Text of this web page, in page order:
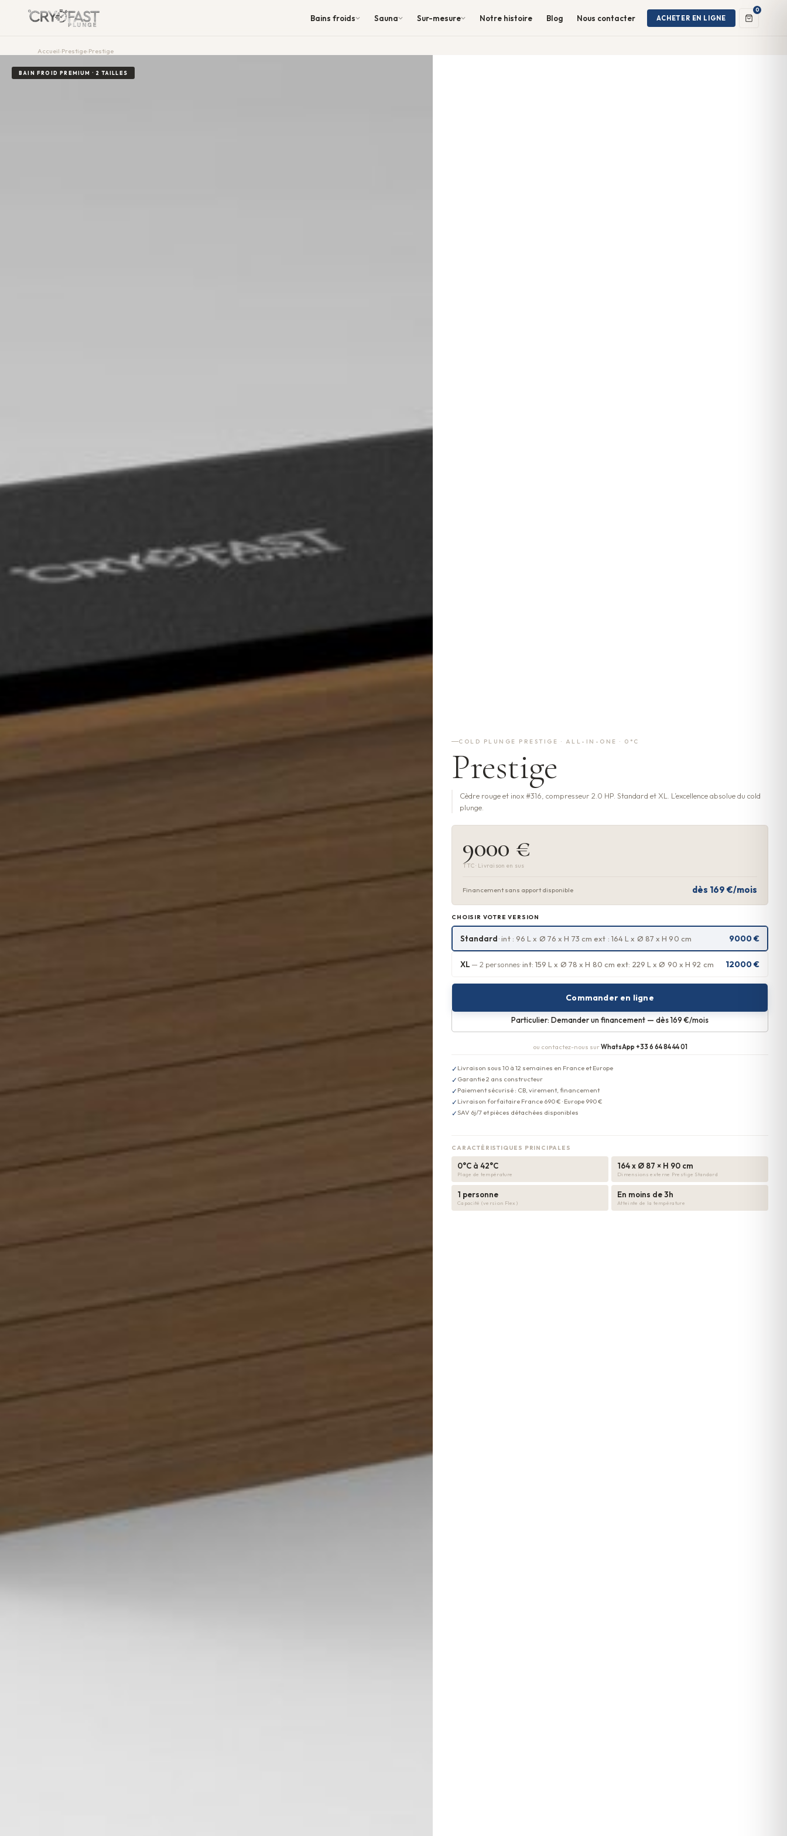
Bains froids Sauna Sur-mesure Notre histoire Blog Nous contacter ACHETER EN LIGNE
0
Accueil Prestige Prestige
BAIN FROID PREMIUM · 2 TAILLES
COLD PLUNGE PRESTIGE · ALL-IN-ONE · 0°C
Prestige
Cèdre rouge et inox #316, compresseur 2.0 HP. Standard et XL. L’excellence absolue du cold
plunge.
9000 €
TTC · Livraison en sus
Financement sans apport disponible dès 169 €/mois
CHOISIR VOTRE VERSION
Standard· int : 96 L x Ø 76 x H 73 cm ext : 164 L x Ø 87 x H 90 cm 9000 €
XL — 2 personnes· int: 159 L x Ø 78 x H 80 cm ext: 229 L x Ø 90 x H 92 cm 12000 €
Commander en ligne
Particulier: Demander un financement — dès169€/mois
ou contactez-nous surWhatsApp +33 6 64 84 44 01
✓ Livraison sous 10 à 12 semaines en France et Europe
✓ Garantie 2 ans constructeur
✓ Paiement sécurisé : CB, virement, financement
✓ Livraison forfaitaire France 690 € · Europe 990 €
✓SAV 6j/7 et pièces détachées disponibles
CARACTÉRISTIQUES PRINCIPALES
0°C à 42°C
Plage de température
164 x Ø 87 × H 90 cm
Dimensions externe Prestige Standard
1 personne
Capacité (version Flex)
En moins de 3h
Atteinte de la température